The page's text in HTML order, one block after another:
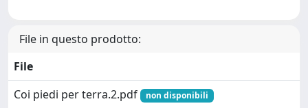
File in questo prodotto:
File
Coi piedi per terra.2.pdf
non disponibili